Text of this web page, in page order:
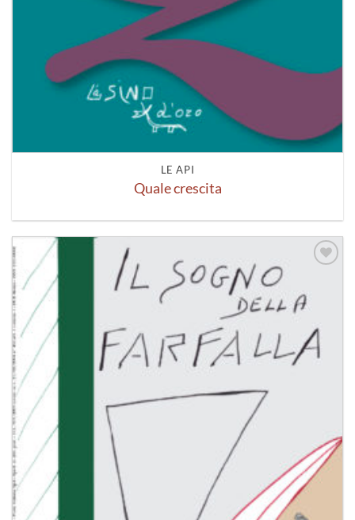
LE API
Quale crescita
desideri